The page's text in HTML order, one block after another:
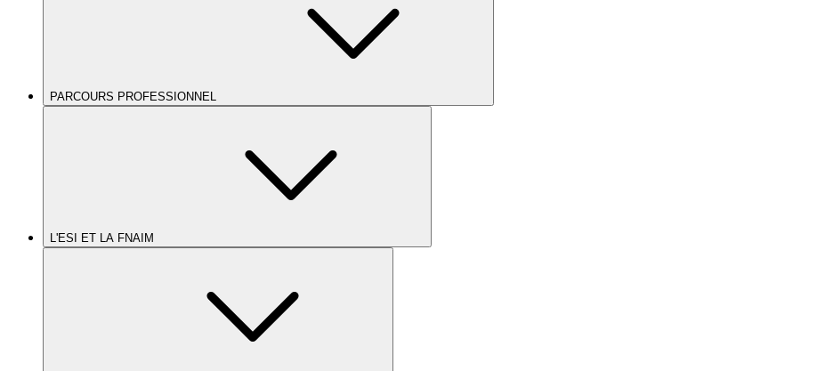
PARCOURS PROFESSIONNEL
L'ESI ET LA FNAIM